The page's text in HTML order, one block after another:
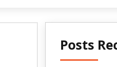
Posts